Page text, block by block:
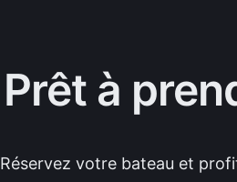
Prêt à
Réservez votre bateau et